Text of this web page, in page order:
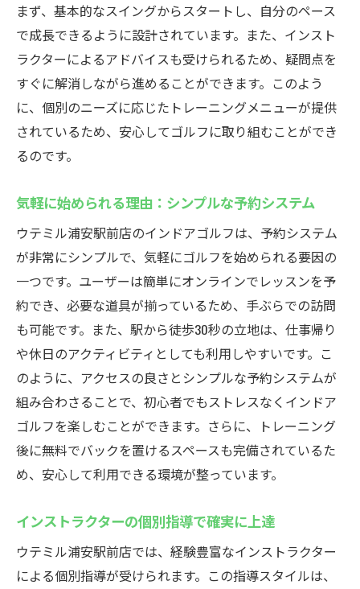
アクセスの良さがもたらすメリット
駅からの道案内とその魅力
バック無料預けウテミル浦安駅前店の便利なイ
ンドアゴルフ施設
荷物管理の心配不要で身軽にゴルフ
利用者の声から見る便利さ
荷物管理におけるストレス解消の理由
他にはない特別なサービスの紹介
クラブ発送可能ウテミル浦安駅前店のインドア
ゴルフで手軽に始めよう
ゴルフクラブの発送サービスの流れ
手間いらずのクラブ発送の便利さ
遠方の方へのクラブの送付も可能
クラブ発送サービスを選ぶ理由
発送サービスで時間を賢く使う
発送サービスを活用した効率的な練習法
ゴルフで快適練習
天気に左右されないゴルフ練習の魅力
全天候型の練習環境の利点
まず、基本的なスイングからスタートし、自分のペース
で成長できるように設計されています。また、インスト
ラクターによるアドバイスも受けられるため、疑問点を
すぐに解消しながら進めることができます。このよう
に、個別のニーズに応じたトレーニングメニューが提供
されているため、安心してゴルフに取り組むことができ
るのです。
気軽に始められる理由：シンプルな予約システム
ウテミル浦安駅前店のインドアゴルフは、予約システム
が非常にシンプルで、気軽にゴルフを始められる要因の
一つです。ユーザーは簡単にオンラインでレッスンを予
約でき、必要な道具が揃っているため、手ぶらでの訪問
も可能です。また、駅から徒歩30秒の立地は、仕事帰り
や休日のアクティビティとしても利用しやすいです。こ
のように、アクセスの良さとシンプルな予約システムが
組み合わさることで、初心者でもストレスなくインドア
ゴルフを楽しむことができます。さらに、トレーニング
後に無料でバックを置けるスペースも完備されているた
め、安心して利用できる環境が整っています。
インストラクターの個別指導で確実に上達
ウテミル浦安駅前店では、経験豊富なインストラクター
による個別指導が受けられます。この指導スタイルは、